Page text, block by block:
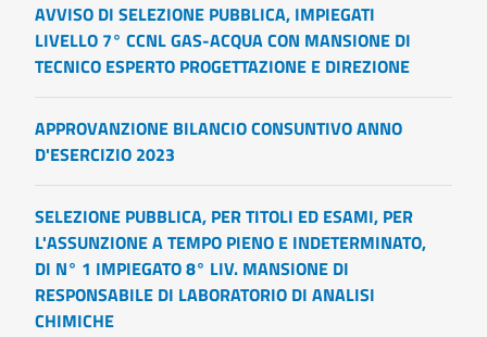
AVVISO DI SELEZIONE PUBBLICA, IMPIEGATI
LIVELLO 7° CCNL GAS-ACQUA CON MANSIONE DI
TECNICO ESPERTO PROGETTAZIONE E DIREZIONE
APPROVANZIONE BILANCIO CONSUNTIVO ANNO
D'ESERCIZIO 2023
SELEZIONE PUBBLICA, PER TITOLI ED ESAMI, PER
L'ASSUNZIONE A TEMPO PIENO E INDETERMINATO,
DI N° 1 IMPIEGATO 8° LIV. MANSIONE DI
RESPONSABILE DI LABORATORIO DI ANALISI
CHIMICHE